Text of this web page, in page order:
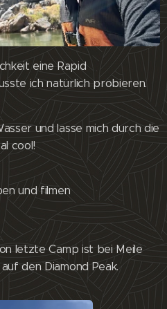
eine Rapid
ich natürlich probieren.
und lasse mich durch die
cool!
und filmen 😊
letzte Camp ist bei Meile
den Diamond Peak.